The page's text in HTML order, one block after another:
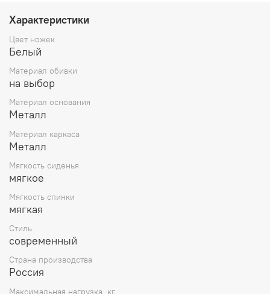
Характеристики
Цвет ножек
Белый
Материал обивки
на выбор
Материал основания
Металл
Материал каркаса
Металл
Мягкость сиденья
мягкое
Мягкость спинки
мягкая
Стиль
современный
Страна производства
Россия
Максимальная нагрузка, кг.